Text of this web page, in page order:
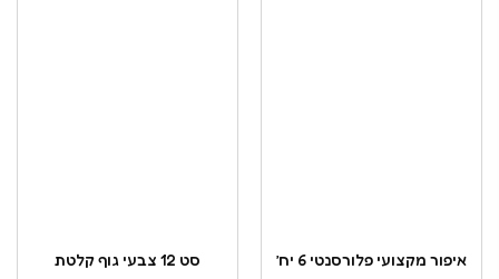
סט 12 צבעי גוף קלטת איפור מקצועי פלורסנטי 6 יח’